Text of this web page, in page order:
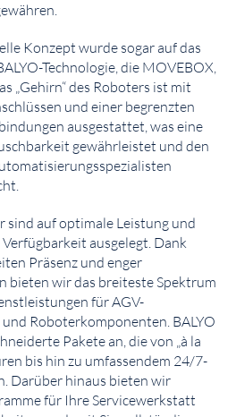
Konzept wurde sogar auf das
Technologie, die MOVEBOX,
„Gehirn“ des Roboters ist mit
und einer begrenzten
ausgestattet, was eine
gewährleistet und den
sind auf optimale Leistung und
ausgelegt. Dank
Präsenz und enger
bieten wir das breiteste Spektrum
für AGV-
Roboterkomponenten. BALYO
Pakete an, die von „à la
bis hin zu umfassendem 24/7-
Darüber hinaus bieten wir
für Ihre Servicewerkstatt